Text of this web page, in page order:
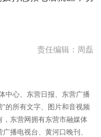
责任编辑：周磊
中心、东营日报、东营广播
的所有文字、图片和音视频
东营网拥有东营市融媒体
播电视台、黄河口晚刊、